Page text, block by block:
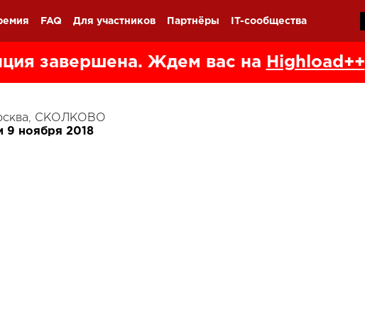
FAQ Для участников Партнёры IT-сообщества
завершена. Ждем вас на Highload++
СКОЛКОВО
9 ноября 2018